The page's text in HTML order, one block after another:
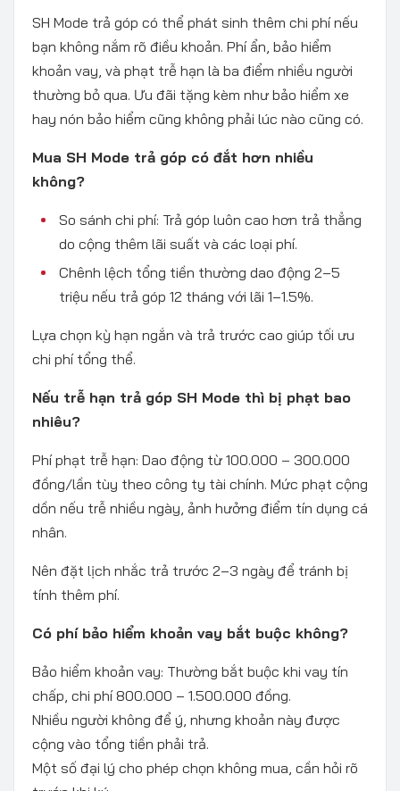
SH Mode trả góp có thể phát sinh thêm chi phí nếu
bạn không nắm rõ điều khoản. Phí ẩn, bảo hiểm
khoản vay, và phạt trễ hạn là ba điểm nhiều người
thường bỏ qua. Ưu đãi tặng kèm như bảo hiểm xe
hay nón bảo hiểm cũng không phải lúc nào cũng có.
Mua SH Mode trả góp có đắt hơn nhiều
không?
So sánh chi phí: Trả góp luôn cao hơn trả thẳng
do cộng thêm lãi suất và các loại phí.
Chênh lệch tổng tiền thường dao động 2–5
triệu nếu trả góp 12 tháng với lãi 1–1.5%.
Lựa chọn kỳ hạn ngắn và trả trước cao giúp tối ưu
chi phí tổng thể.
Nếu trễ hạn trả góp SH Mode thì bị phạt bao
nhiêu?
Phí phạt trễ hạn: Dao động từ 100.000 – 300.000
đồng/lần tùy theo công ty tài chính. Mức phạt cộng
dồn nếu trễ nhiều ngày, ảnh hưởng điểm tín dụng cá
nhân.
Nên đặt lịch nhắc trả trước 2–3 ngày để tránh bị
tính thêm phí.
Có phí bảo hiểm khoản vay bắt buộc không?
Bảo hiểm khoản vay: Thường bắt buộc khi vay tín
chấp, chi phí 800.000 – 1.500.000 đồng.
Nhiều người không để ý, nhưng khoản này được
cộng vào tổng tiền phải trả.
Một số đại lý cho phép chọn không mua, cần hỏi rõ